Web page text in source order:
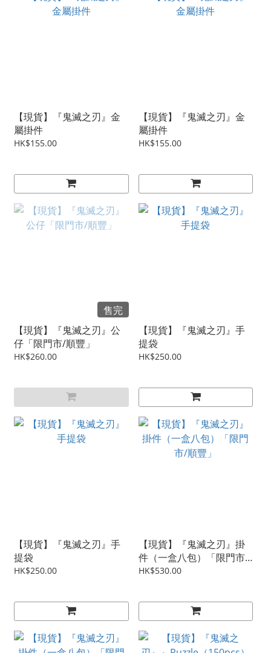
【現貨】『鬼滅之刃』金
屬掛件
HK$155.00
【現貨】『鬼滅之刃』金
屬掛件
HK$155.00
售完
【現貨】『鬼滅之刃』公
仔「限門市/順豐」
HK$260.00
【現貨】『鬼滅之刃』手
提袋
HK$250.00
【現貨】『鬼滅之刃』手
提袋
HK$250.00
【現貨】『鬼滅之刃』掛
件（一盒八包）「限門市/
順豐」
HK$530.00